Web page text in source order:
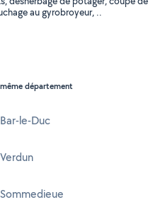
au gyrobroyeur, ..
département
le-Duc